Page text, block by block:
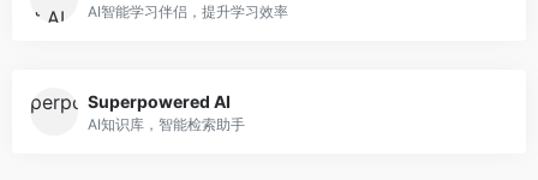
AI智能学习伴侣，提升学习效率
Superpowered AI
AI知识库，智能检索助手